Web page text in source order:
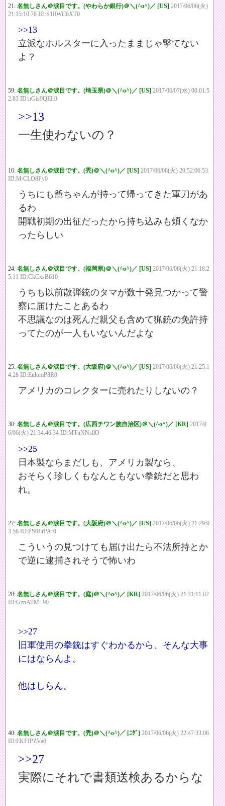
21: 名無しさん＠涙目です。(やわらか銀行)＠＼(^o^)／ [US] 2017/06/06(火)
21:15:10.78 ID:S1RWC6XT0
>>13
立派なホルスターに入ったままじゃ撃てない
よ？
59: 名無しさん＠涙目です。(埼玉県)＠＼(^o^)／ [US] 2017/06/07(水) 00:01:5
2.83 ID:nGis9QEL0
>>13
一生使わないの？
16: 名無しさん＠涙目です。(禿)＠＼(^o^)／ [US] 2017/06/06(火) 20:52:06.53
ID:M/CLO8Fy0
うちにも爺ちゃんが持って帰ってきた軍刀があ
るわ
開戦初期の出征だったから持ち込みも煩くなか
ったらしい
24: 名無しさん＠涙目です。(福岡県)＠＼(^o^)／ [US] 2017/06/06(火) 21:18:2
5.11 ID:CkCxsB610
うちも以前散弾銃のタマが数十発見つかって警
察に届けたことあるわ
不思議なのは死んだ親父も含めて猟銃の免許持
ってたのが一人もいないんだよな
25: 名無しさん＠涙目です。(大阪府)＠＼(^o^)／ [US] 2017/06/06(火) 21:25:1
4.28 ID:EidomP8R0
アメリカのコレクターに売れたりしないの？
30: 名無しさん＠涙目です。(広西チワン族自治区)＠＼(^o^)／ [KR] 2017/0
6/06(火) 21:34:46.34 ID:MTuNNsllO
>>25
日本製ならまだしも、アメリカ製なら、
おそらく珍しくもなんともない拳銃だと思わ
れ。
27: 名無しさん＠涙目です。(大阪府)＠＼(^o^)／ [US] 2017/06/06(火) 21:29:0
3.56 ID:PS0LrPAr0
こういうの見つけても届け出たら不法所持とか
で逆に逮捕されそうで怖いわ
28: 名無しさん＠涙目です。(庭)＠＼(^o^)／ [KR] 2017/06/06(火) 21:31:11.02
ID:GznATM+90
>>27
旧軍使用の拳銃はすぐわかるから、そんな大事
にはならんよ。
他はしらん。
40: 名無しさん＠涙目です。(禿)＠＼(^o^)／ [ﾆﾀﾞ] 2017/06/06(火) 22:47:33.06
ID:EKFIPZVa0
>>27
実際にそれで書類送検あるからな